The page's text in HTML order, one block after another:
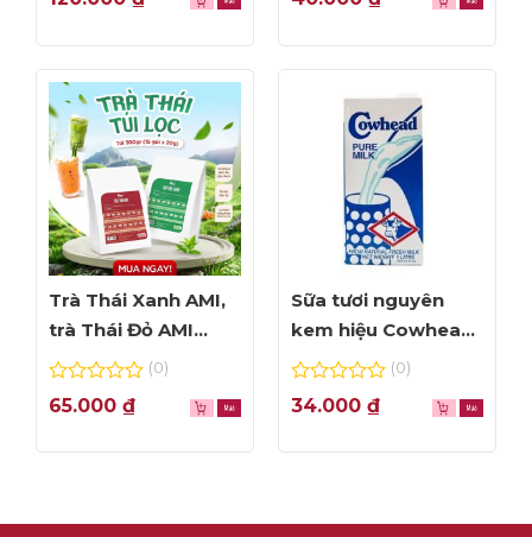
out
5
out
5
Trà Thái Xanh AMI,
trà Thái Đỏ AMI
thơm ngon, túi lọc
0
out
5
(0)
65.000 ₫
Sữa tươi nguyên
kem hiệu Cowhead
– hộp 1L
0
out
5
(0)
34.000 ₫